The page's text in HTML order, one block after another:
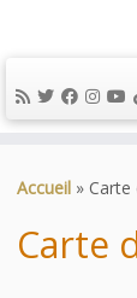
auAccueil » Carte
Carte